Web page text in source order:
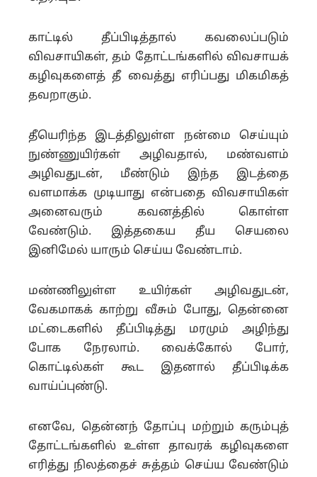
காட்டில் தீப்பிடித்தால் கவலைப்படும்
விவசாயிகள், தம் தோட்டங்களில் விவசாயக்
கழிவுகளைத் தீ வைத்து எரிப்பது மிகமிகத்
தவறாகும்.
தீயெரிந்த இடத்திலுள்ள நன்மை செய்யும்
நுண்ணுயிர்கள் அழிவதால், மண்வளம்
அழிவதுடன், மீண்டும் இந்த இடத்தை
வளமாக்க முடியாது என்பதை விவசாயிகள்
அனைவரும் கவனத்தில் கொள்ள
வேண்டும். இத்தகைய தீய செயலை
இனிமேல் யாரும் செய்ய வேண்டாம்.
மண்ணிலுள்ள உயிர்கள் அழிவதுடன்,
வேகமாகக் காற்று வீசும் போது, தென்னை
மட்டைகளில் தீப்பிடித்து மரமும் அழிந்து
போக நேரலாம். வைக்கோல் போர்,
கொட்டில்கள் கூட இதனால் தீப்பிடிக்க
வாய்ப்புண்டு.
எனவே, தென்னந் தோப்பு மற்றும் கரும்புத்
தோட்டங்களில் உள்ள தாவரக் கழிவுகளை
எரித்து நிலத்தைச் சுத்தம் செய்ய வேண்டும்